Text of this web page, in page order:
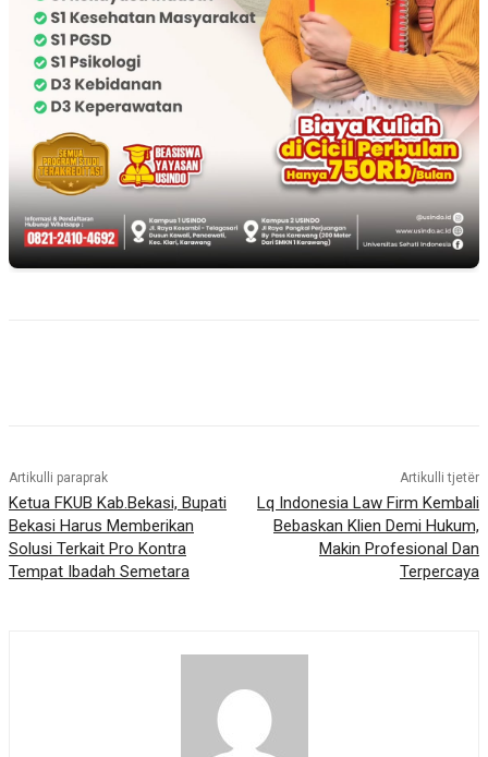
Artikulli paraprak
Ketua FKUB Kab.Bekasi, Bupati
Bekasi Harus Memberikan
Solusi Terkait Pro Kontra
Tempat Ibadah Semetara
Artikulli tjetër
Lq Indonesia Law Firm Kembali
Bebaskan Klien Demi Hukum,
Makin Profesional Dan
Terpercaya